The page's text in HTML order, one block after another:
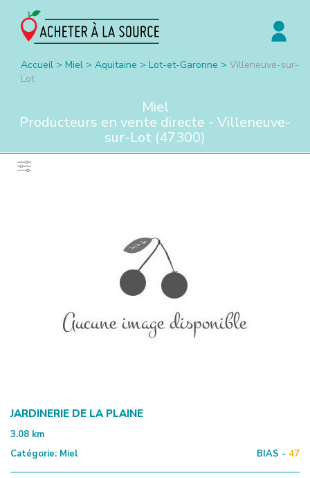
Accueil > Miel > Aquitaine > Lot-et-Garonne > Villeneuve-sur-
Lot
Miel
Producteurs en vente directe - Villeneuve-
sur-Lot (47300)
JARDINERIE DE LA PLAINE
3.08 km
Catégorie: Miel BIAS - 47